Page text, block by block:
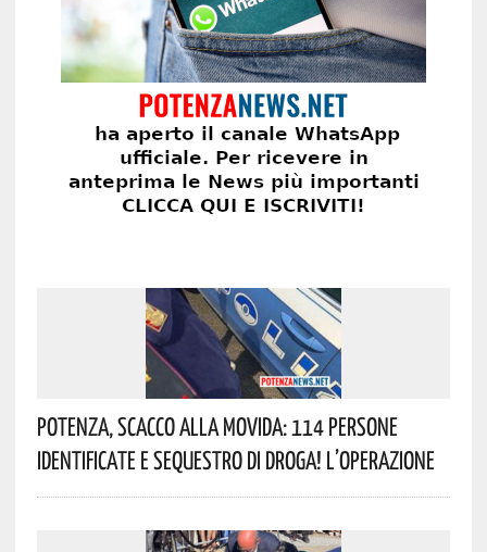
Potenza, Scacco Alla Movida: 114 Persone
Identificate E Sequestro Di Droga! L’operazione